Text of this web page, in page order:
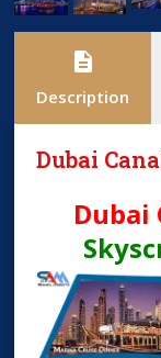
description
Description
Dubai
Dubai